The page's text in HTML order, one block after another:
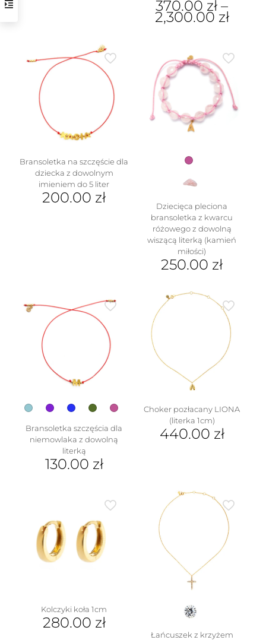
370.00 zł –
2,300.00 zł
ma
wiele
wariantów.
można
wybrać
na
stronie
Bransoletka na szczęście dla
dziecka z dowolnym
imieniem do 5 liter
200.00 zł
Dziecięca pleciona
bransoletka z kwarcu
różowego z dowolną
wiszącą literką (kamień
miłości)
250.00 zł
produkt
wariantów.
stronie
produktu
Bransoletka szczęścia dla
niemowlaka z dowolną
literką
130.00 zł
wariantów.
Opcje
można
wybrać
Choker pozłacany LIONA
(literka 1cm)
440.00 zł
wariantów.
produktu
Kolczyki koła 1cm
280.00 zł
Łańcuszek z krzyżem